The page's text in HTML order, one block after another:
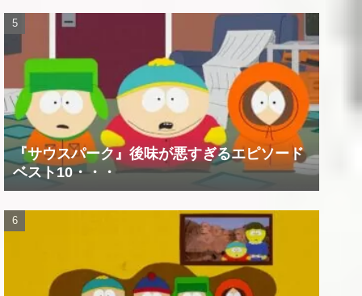
『サウスパーク』後味が悪すぎるエピソード
ベスト10・・・